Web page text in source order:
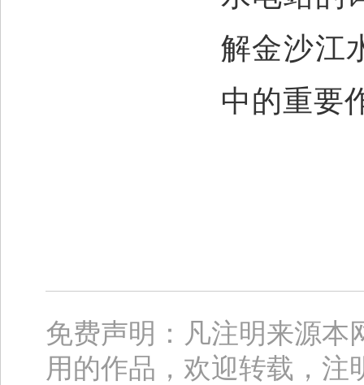
解金沙江
中的重要
免费声明：凡注明来源本
用的作品，欢迎转载，